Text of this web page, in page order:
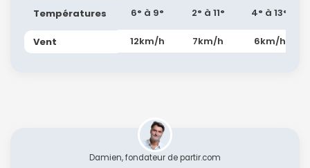
Températures
Vent
6° à 9°
12km/h
2° à 11°
7km/h
4° à 13°
6km/h
Damien, fondateur de partir.com